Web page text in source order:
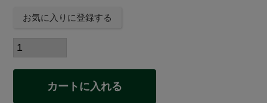
お気に入りに登録する
カートに入れる